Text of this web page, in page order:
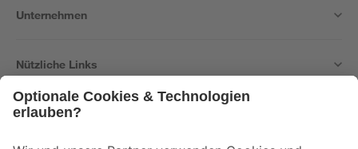
Unternehmen
Nützliche Links